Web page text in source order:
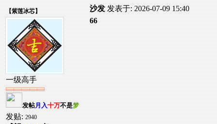
【紫莲冰芯】
一级高手
发帖月入十万不是梦
发贴: 2940
沙发 发表于: 2026-07-09 15:40
66